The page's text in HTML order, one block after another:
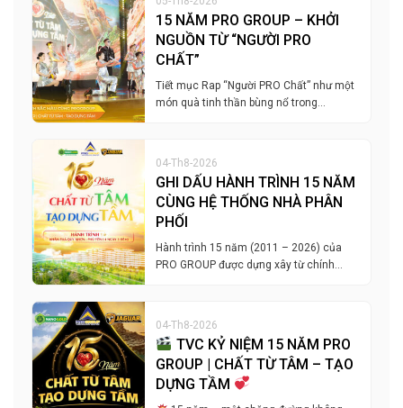
15 NĂM PRO GROUP – KHỞI
NGUỒN TỪ “NGƯỜI PRO
CHẤT”
Tiết mục Rap “Người PRO Chất” như một
món quà tinh thần bùng nổ trong…
04-Th8-2026
GHI DẤU HÀNH TRÌNH 15 NĂM
CÙNG HỆ THỐNG NHÀ PHÂN
PHỐI
Hành trình 15 năm (2011 – 2026) của
PRO GROUP được dựng xây từ chính…
04-Th8-2026
TVC KỶ NIỆM 15 NĂM PRO
GROUP | CHẤT TỪ TÂM – TẠO
DỰNG TẦM